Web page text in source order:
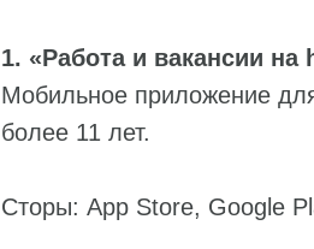
1. «Работа и вакансии на
Мобильное приложение
более 11 лет.
Сторы: App Store, Google